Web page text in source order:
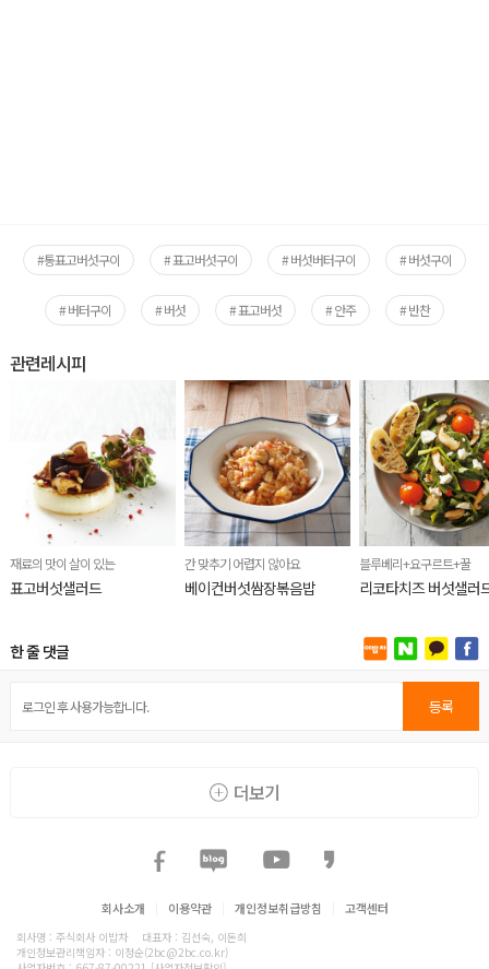
#통표고버섯구이 # 표고버섯구이 # 버섯버터구이 # 버섯구이
# 버터구이 # 버섯 # 표고버섯 # 안주 # 반찬
관련레시피
재료의 맛이 살이 있는
표고버섯샐러드
간 맞추기 어렵지 않아요
베이컨버섯쌈장볶음밥
블루베리+요구르트+꿀
리코타치즈 버섯샐러
한 줄 댓글
등록
더보기
회사소개 이용약관 개인정보취급방침 고객센터
회사명 : 주식회사 이밥차
대표자 : 김선숙, 이돈희
개인정보관리책임자 : 이정순(2bc@2bc.co.kr)